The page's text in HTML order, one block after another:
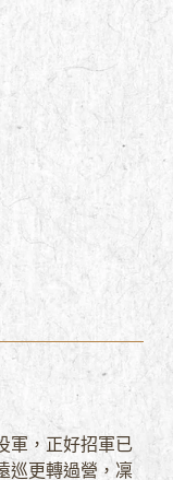
軍，正好招軍已
巡更轉過營，凜